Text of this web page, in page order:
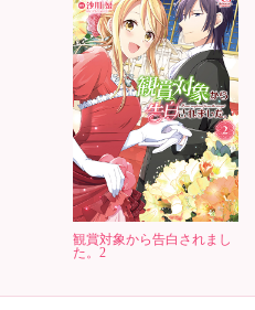
観賞対象から告白されまし
た。2